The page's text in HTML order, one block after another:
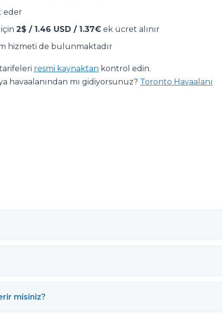
eder
2$ / 1.46 USD / 1.37€ ek ücret alınır
hizmeti de bulunmaktadır
resmi kaynaktan kontrol edin.
havaalanından mı gidiyorsunuz? Toronto Havaalanı
misiniz?